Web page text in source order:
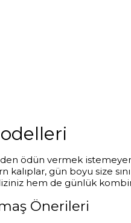
ödün vermek
gün boyu size
hem de günlük
Önerileri